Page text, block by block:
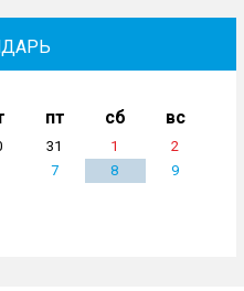
пт сб вс
31 1
2
7 8 9